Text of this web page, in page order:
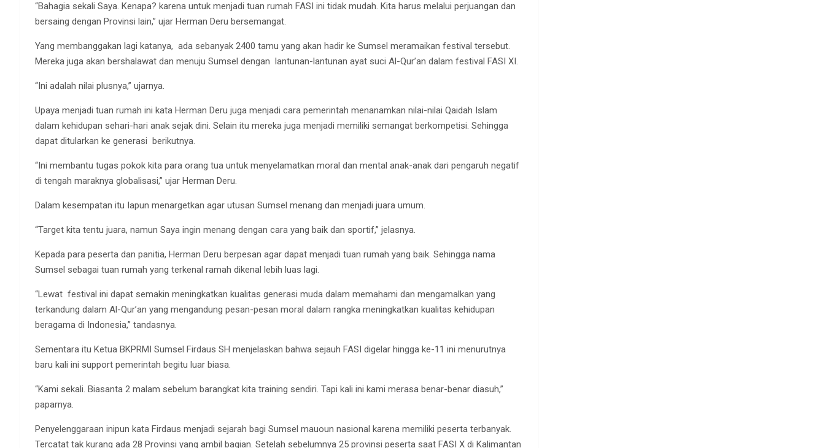
“Bahagia sekali Saya. Kenapa? karena untuk menjadi tuan rumah FASI ini tidak mudah. Kita harus melalui perjuangan dan
bersaing dengan Provinsi lain,” ujar Herman Deru bersemangat.
Yang membanggakan lagi katanya, ada sebanyak 2400 tamu yang akan hadir ke Sumsel meramaikan festival tersebut.
Mereka juga akan bershalawat dan menuju Sumsel dengan lantunan-lantunan ayat suci Al-Qur’an dalam festival FASI XI.
“Ini adalah nilai plusnya,” ujarnya.
Upaya menjadi tuan rumah ini kata Herman Deru juga menjadi cara pemerintah menanamkan nilai-nilai Qaidah Islam
dalam kehidupan sehari-hari anak sejak dini. Selain itu mereka juga menjadi memiliki semangat berkompetisi. Sehingga
dapat ditularkan ke generasi berikutnya.
“Ini membantu tugas pokok kita para orang tua untuk menyelamatkan moral dan mental anak-anak dari pengaruh negatif
di tengah maraknya globalisasi,” ujar Herman Deru.
Dalam kesempatan itu Iapun menargetkan agar utusan Sumsel menang dan menjadi juara umum.
“Target kita tentu juara, namun Saya ingin menang dengan cara yang baik dan sportif,” jelasnya.
Kepada para peserta dan panitia, Herman Deru berpesan agar dapat menjadi tuan rumah yang baik. Sehingga nama
Sumsel sebagai tuan rumah yang terkenal ramah dikenal lebih luas lagi.
“Lewat festival ini dapat semakin meningkatkan kualitas generasi muda dalam memahami dan mengamalkan yang
terkandung dalam Al-Qur’an yang mengandung pesan-pesan moral dalam rangka meningkatkan kualitas kehidupan
beragama di Indonesia,” tandasnya.
Sementara itu Ketua BKPRMI Sumsel Firdaus SH menjelaskan bahwa sejauh FASI digelar hingga ke-11 ini menurutnya
baru kali ini support pemerintah begitu luar biasa.
“Kami sekali. Biasanta 2 malam sebelum barangkat kita training sendiri. Tapi kali ini kami merasa benar-benar diasuh,”
paparnya.
Penyelenggaraan inipun kata Firdaus menjadi sejarah bagi Sumsel mauoun nasional karena memiliki peserta terbanyak.
Tercatat tak kurang ada 28 Provinsi yang ambil bagian. Setelah sebelumnya 25 provinsi peserta saat FASI X di Kalimantan